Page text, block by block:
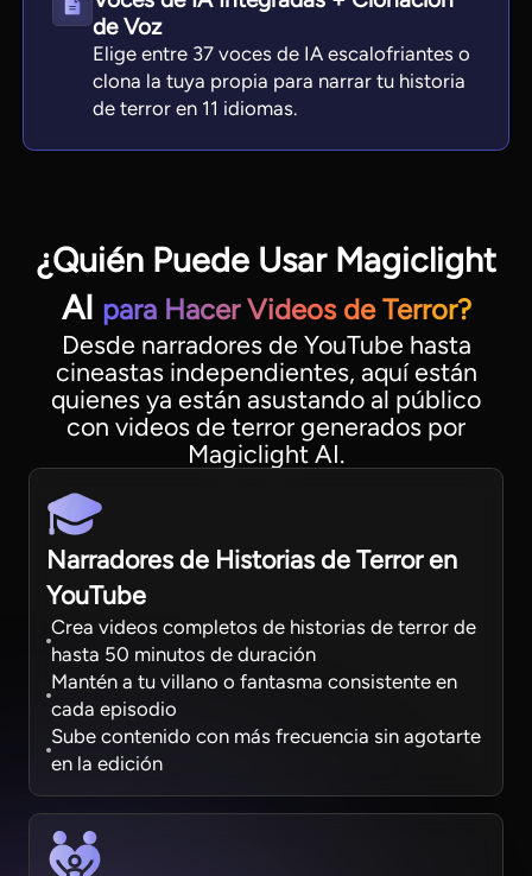
de Voz
Elige entre 37 voces de IA escalofriantes o
clona la tuya propia para narrar tu historia
de terror en 11 idiomas.
¿Quién Puede Usar Magiclight
AI para Hacer Videos de Terror?
Desde narradores de YouTube hasta
cineastas independientes, aquí están
quienes ya están asustando al público
con videos de terror generados por
Magiclight AI.
Narradores de Historias de Terror en
YouTube
Crea videos completos de historias de terror de
hasta 50 minutos de duración
Mantén a tu villano o fantasma consistente en
cada episodio
Sube contenido con más frecuencia sin agotarte
en la edición